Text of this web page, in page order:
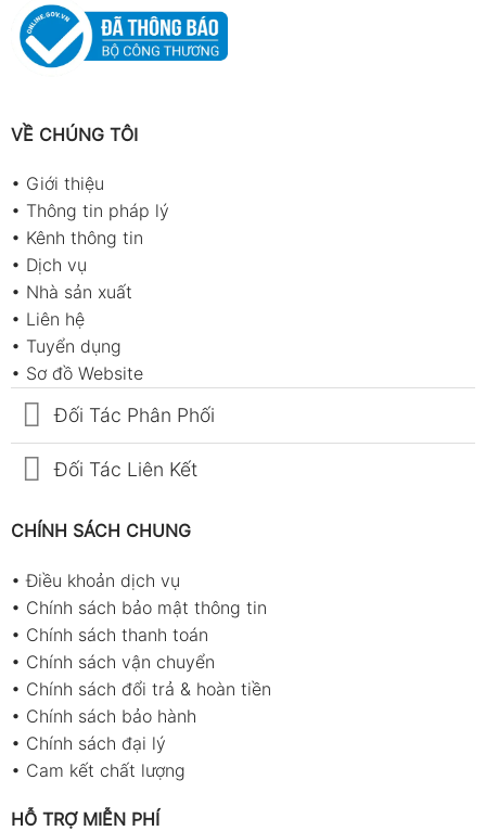
VỀ CHÚNG TÔI
• Giới thiệu
• Thông tin pháp lý
• Kênh thông tin
• Dịch vụ
• Nhà sản xuất
• Liên hệ
• Tuyển dụng
• Sơ đồ Website
Đối Tác Phân Phối
Đối Tác Liên Kết
CHÍNH SÁCH CHUNG
•Điều khoản dịch vụ
• Chính sách bảo mật thông tin
• Chính sách thanh toán
• Chính sách vận chuyển
• Chính sách đổi trả & hoàn tiền
• Chính sách bảo hành
• Chính sách đại lý
• Cam kết chất lượng
HỖ TRỢ MIỄN PHÍ